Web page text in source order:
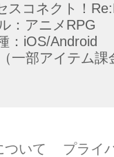
スコネクト！
：アニメRPG
：iOS/Android
一部アイテム課
ついて
プライ